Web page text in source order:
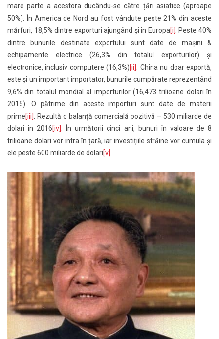
mare parte a acestora ducându-se către țări asiatice (aproape
50%). În America de Nord au fost vândute peste 21% din aceste
mărfuri, 18,5% dintre exporturi ajungând și în Europa[i] . Peste 40%
dintre bunurile destinate exportului sunt date de mașini &
echipamente electrice (26,3% din totalul exporturilor) și
electronice, inclusiv computere (16,3%)[ii]
. China nu doar exportă,
este și un important importator, bunurile cumpărate reprezentând
9,6% din totalul mondial al importurilor (16,473 trilioane dolari în
2015). O pătrime din aceste importuri sunt date de materii
prime[iii] . Rezultă o balanță comercială pozitivă – 530 miliarde de
dolari în 2016[iv]
. În următorii cinci ani, bunuri în valoare de 8
trilioane dolari vor intra în țară, iar investițiile străine vor cumula și
ele peste 600 miliarde de dolari[v]